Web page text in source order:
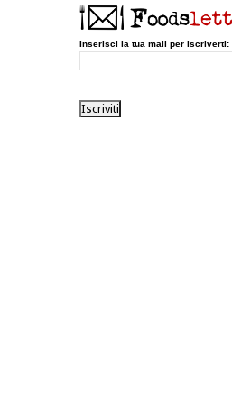
Inserisci la tua mail per iscriverti: